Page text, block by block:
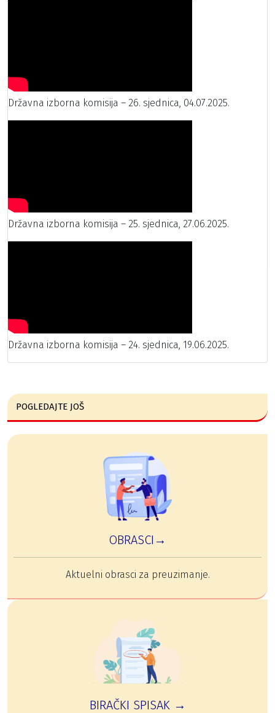
Državna izborna komisija – 26. sjednica, 04.07.2025.
Državna izborna komisija – 25. sjednica, 27.06.2025.
Državna izborna komisija – 24. sjednica, 19.06.2025.
POGLEDAJTE JOŠ
OBRASCI→
Aktuelni obrasci za preuzimanje.
BIRAČKI SPISAK →